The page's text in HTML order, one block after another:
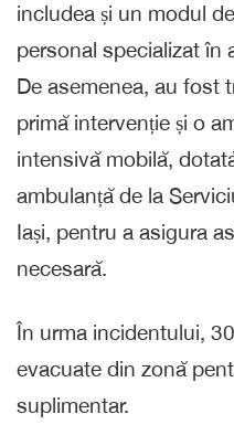
includea și un modul
personal specializat în
De asemenea, au fost
primă intervenție și o
intensivă mobilă,
ambulanță de la
Iași, pentru a asigura
necesară.
În urma incidentului,
evacuate din zonă
suplimentar.